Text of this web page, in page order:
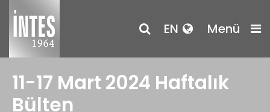
EN Menü
11-17 Mart 2024 Haftalık
Bülten